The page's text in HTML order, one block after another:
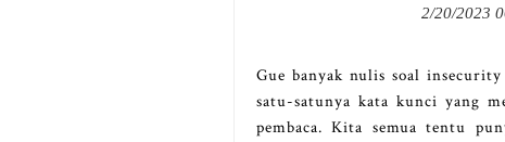
2/20/2023
Gue banyak nulis soal
satu-satunya kata kunci yang
pembaca. Kita semua tentu